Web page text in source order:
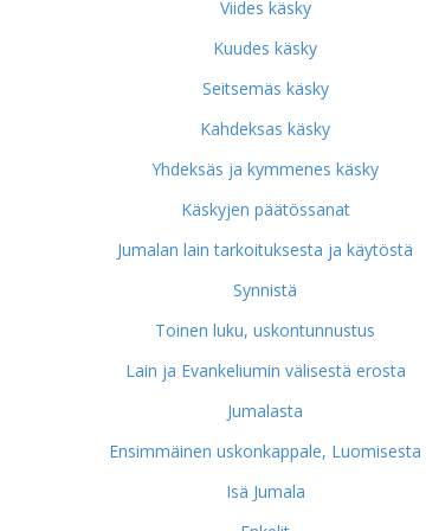
Viides käsky
Kuudes käsky
Seitsemäs käsky
Kahdeksas käsky
Yhdeksäs ja kymmenes käsky
Käskyjen päätössanat
Jumalan lain tarkoituksesta ja käytöstä
Synnistä
Toinen luku, uskontunnustus
Lain ja Evankeliumin välisestä erosta
Jumalasta
Ensimmäinen uskonkappale, Luomisesta
Isä Jumala